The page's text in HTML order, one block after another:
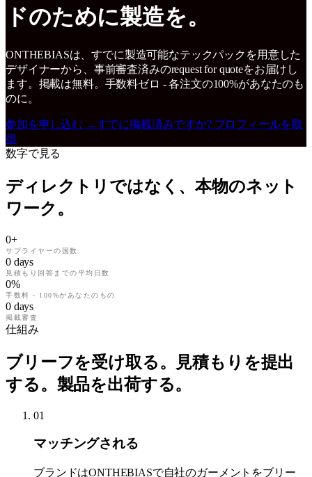
ドのために製造を。
ONTHEBIASは、すでに製造可能なテックパックを用意した
デザイナーから、事前審査済みのrequest for quoteをお届けし
ます。掲載は無料。手数料ゼロ - 各注文の100%があなたのも
のに。
参加を申し込む →すでに掲載済みですか? プロフィールを取
得
数字で見る
ディレクトリではなく、本物のネット
ワーク。
0+
サプライヤーの国数
0days
見積もり回答までの平均日数
0%
手数料 - 100%があなたのもの
0days
掲載審査
仕組み
ブリーフを受け取る。見積もりを提出
する。製品を出荷する。
01
マッチングされる
ブランドはONTHEBIASで自社のガーメントをブリー